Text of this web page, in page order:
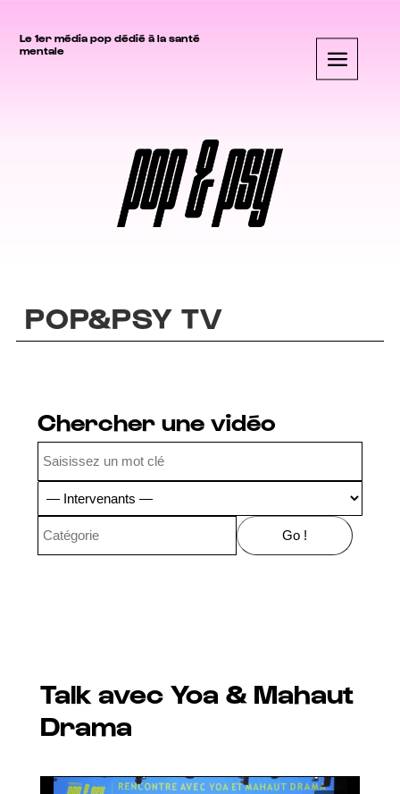
Le 1er média pop dédié à la santé
mentale
POP&PSY TV
Chercher une vidéo
Talk avec Yoa & Mahaut
Drama